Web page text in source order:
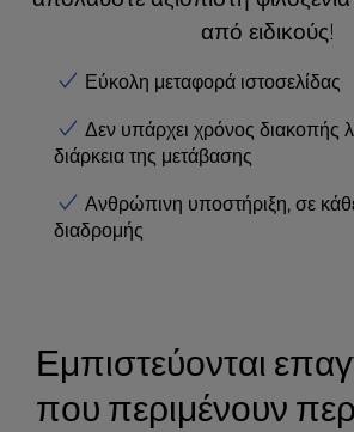
από ειδικούς!
Εύκολη μεταφορά ιστοσελίδας
Δεν υπάρχει χρόνος διακοπής
διάρκεια της μετάβασης
Ανθρώπινη υποστήριξη, σε
διαδρομής
Εμπιστεύονται
που περιμένουν